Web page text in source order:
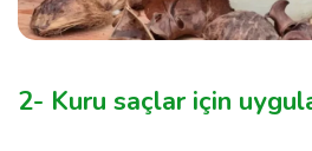
2- Kuru saçlar için